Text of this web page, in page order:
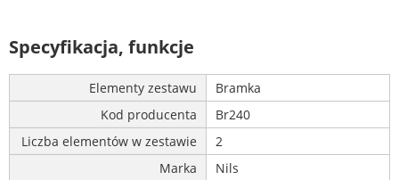
Specyfikacja, funkcje
Elementy zestawu
Bramka
Kod producenta
Br240
Liczba elementów w zestawie
2
Marka
Nils